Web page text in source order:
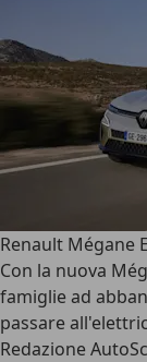
Renault Mégane
Con la nuova
famiglie ad
passare
Redazione